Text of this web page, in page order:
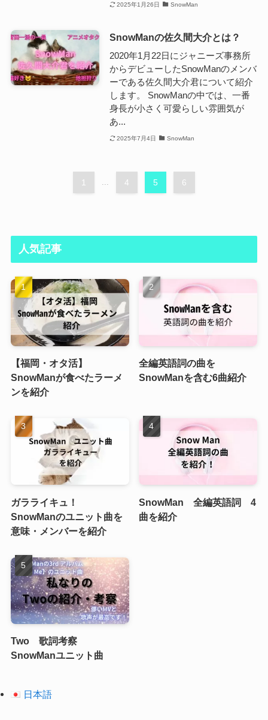
2025年1月26日 SnowMan
SnowManの佐久間大介とは？
2020年1月22日にジャニーズ事務所
からデビューしたSnowManのメンバ
ーである佐久間大介君について紹介
します。 SnowManの中では、一番
身長が小さく可愛らしい雰囲気が
あ...
2025年7月4日 SnowMan
1 ... 4 5 6
人気記事
【福岡・オタ活】
SnowManが食べたラーメ
ンを紹介
全編英語詞の曲を
SnowManを含む6曲紹介
ガラライキュ！
SnowManのユニット曲を
意味・メンバーを紹介
SnowMan 全編英語詞 4
曲を紹介
Two 歌詞考察
SnowManユニット曲
日本語